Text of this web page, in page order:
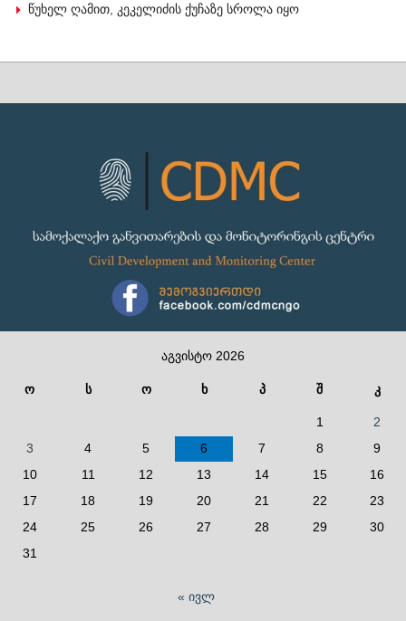
წუხელ ღამით, კეკელიძის ქუჩაზე სროლა იყო
აგვისტო 2026
ო ს ო ხ პ შ კ
1
2
3
4 5 6 7 8
9
10
11 12 13 14 15
16
17
18 19 20 21 22
23
24
25 26 27 28 29
30
31
« ივლ